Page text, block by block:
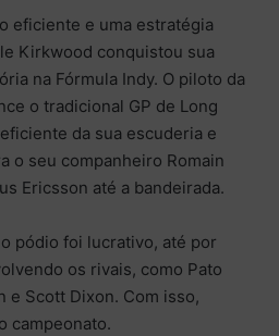
eficiente e uma estratégia
Kirkwood conquistou sua
na Fórmula Indy. O piloto da
o tradicional GP de Long
da sua escuderia e
o seu companheiro Romain
Ericsson até a bandeirada.
pódio foi lucrativo, até por
os rivais, como Pato
e Scott Dixon. Com isso,
campeonato.